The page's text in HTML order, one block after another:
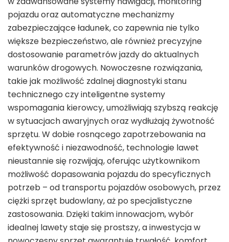
pojazdu oraz automatyczne mechanizmy
zabezpieczające ładunek, co zapewnia nie tylko
większe bezpieczeństwo, ale również precyzyjne
dostosowanie parametrów jazdy do aktualnych
warunków drogowych. Nowoczesne rozwiązania,
takie jak możliwość zdalnej diagnostyki stanu
technicznego czy inteligentne systemy
wspomagania kierowcy, umożliwiają szybszą reakcję
w sytuacjach awaryjnych oraz wydłużają żywotność
sprzętu. W dobie rosnącego zapotrzebowania na
efektywność i niezawodność, technologie lawet
nieustannie się rozwijają, oferując użytkownikom
możliwość dopasowania pojazdu do specyficznych
potrzeb – od transportu pojazdów osobowych, przez
ciężki sprzęt budowlany, aż po specjalistyczne
zastosowania. Dzięki takim innowacjom, wybór
idealnej lawety staje się prostszy, a inwestycja w